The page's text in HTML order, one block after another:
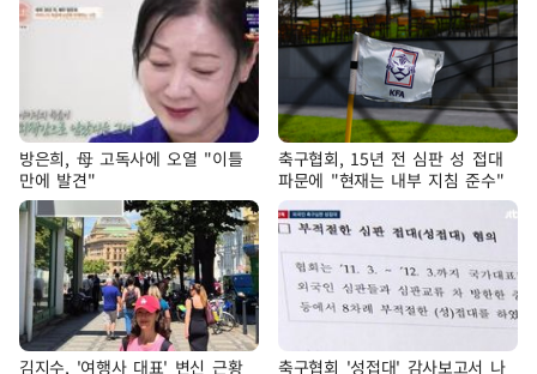
방은희, 母 고독사에 오열 "이틀
만에 발견"
축구협회, 15년 전 심판 성 접대
파문에 "현재는 내부 지침 준수"
김지수, '여행사 대표' 변신 근황 축구협회 '성접대' 감사보고서 나